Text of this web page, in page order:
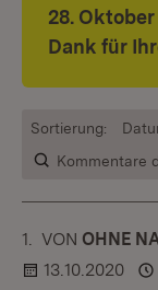
28.
Dank für
Kommentare
Sortierung:
1. KOMMENTAR
VON :OHNE
13.10.2020